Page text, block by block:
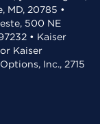
MD, 20785 •
500 NE
• Kaiser
Kaiser
Inc., 2715